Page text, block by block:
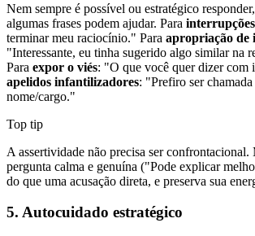
Nem sempre é possível ou estratégico
algumas frases podem ajudar. Para interrupções
terminar meu raciocínio." Para apropriação de
"Interessante, eu tinha sugerido algo similar na
Para expor o viés: "O que você quer dizer com
apelidos infantilizadores: "Prefiro ser
nome/cargo."
Top tip
A assertividade não precisa ser confrontacional.
pergunta calma e genuína ("Pode explicar
do que uma acusação direta, e preserva sua
5. Autocuidado estratégico